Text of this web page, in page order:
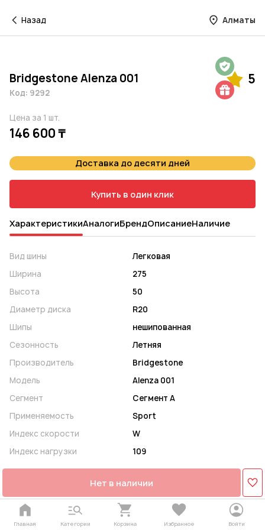
Назад Алматы
Bridgestone Alenza 001 5
Код: 9292
Цена за 1 шт.
146 600 ₸
Доставка до десяти дней
Купить в один клик
ХарактеристикиАналогиБрендОписаниеНаличие
Вид шины
Легковая
Ширина
275
Высота
50
Диаметр диска
R20
Шипы
нешипованная
Сезонность
Летняя
Производитель
Bridgestone
Модель
Alenza 001
Сегмент
Сегмент A
Применяемость
Sport
Индекс скорости
W
Индекс нагрузки
109
Нет в наличии
Главная Категории Корзина Избранное Войти